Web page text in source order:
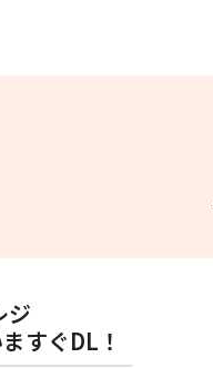
ジ
すぐDL！